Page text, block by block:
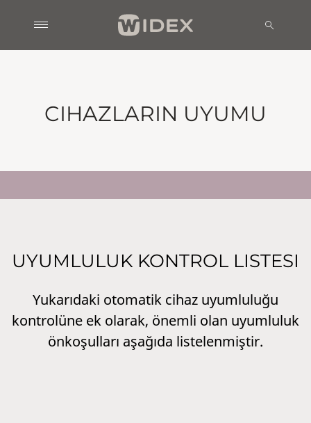
CIHAZLARIN UYUMU
UYUMLULUK KONTROL LISTESI
Yukarıdaki otomatik cihaz uyumluluğu
kontrolüne ek olarak, önemli olan uyumluluk
önkoşulları aşağıda listelenmiştir.